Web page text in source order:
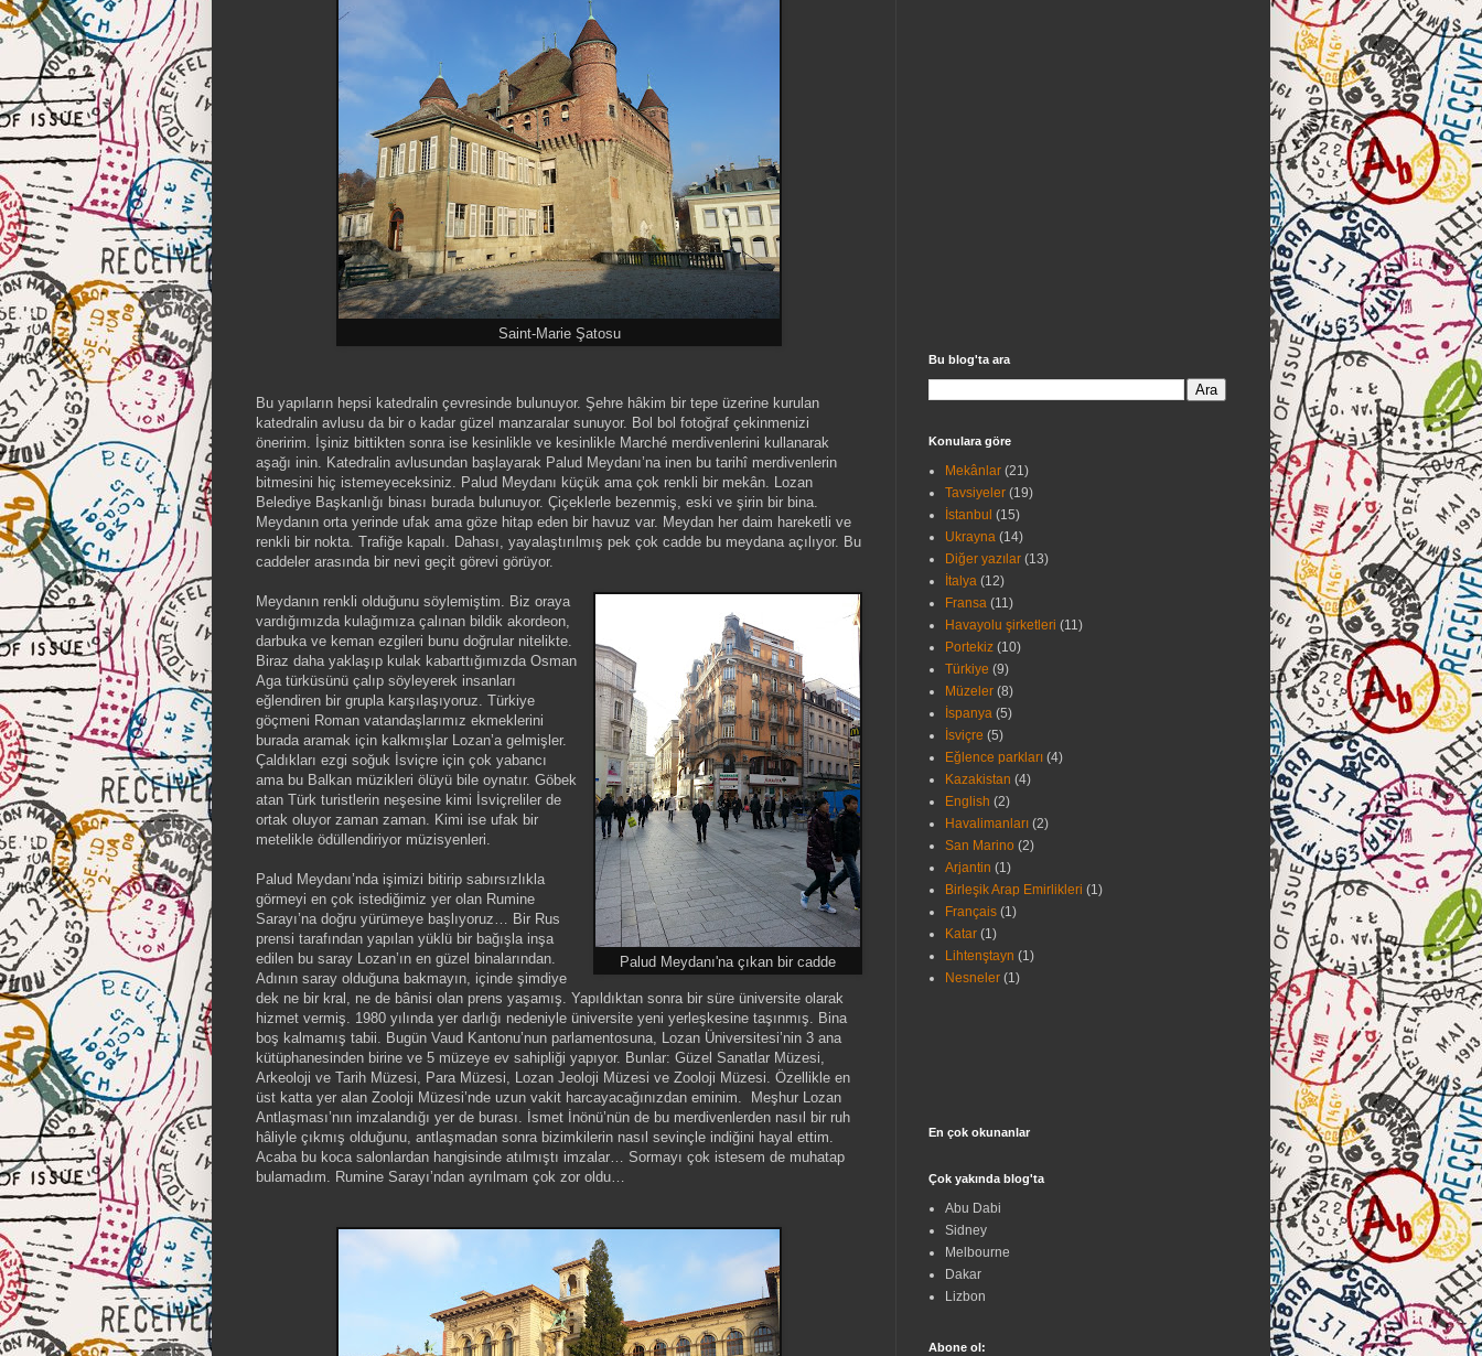
Saint-Marie Şatosu
Bu yapıların hepsi katedralin çevresinde bulunuyor. Şehre hâkim bir tepe üzerine kurulan
katedralin avlusu da bir o kadar güzel manzaralar sunuyor. Bol bol fotoğraf çekinmenizi
öneririm. İşiniz bittikten sonra ise kesinlikle ve kesinlikle Marché merdivenlerini kullanarak
aşağı inin. Katedralin avlusundan başlayarak Palud Meydanı’na inen bu tarihî merdivenlerin
bitmesini hiç istemeyeceksiniz. Palud Meydanı küçük ama çok renkli bir mekân. Lozan
Belediye Başkanlığı binası burada bulunuyor. Çiçeklerle bezenmiş, eski ve şirin bir bina.
Meydanın orta yerinde ufak ama göze hitap eden bir havuz var. Meydan her daim hareketli ve
renkli bir nokta. Trafiğe kapalı. Dahası, yayalaştırılmış pek çok cadde bu meydana açılıyor. Bu
caddeler arasında bir nevi geçit görevi görüyor.
Palud Meydanı'na çıkan bir cadde
Meydanın renkli olduğunu söylemiştim. Biz oraya
vardığımızda kulağımıza çalınan bildik akordeon,
darbuka ve keman ezgileri bunu doğrular nitelikte.
Biraz daha yaklaşıp kulak kabarttığımızda Osman
Aga türküsünü çalıp söyleyerek insanları
eğlendiren bir grupla karşılaşıyoruz. Türkiye
göçmeni Roman vatandaşlarımız ekmeklerini
burada aramak için kalkmışlar Lozan’a gelmişler.
Çaldıkları ezgi soğuk İsviçre için çok yabancı
ama bu Balkan müzikleri ölüyü bile oynatır. Göbek
atan Türk turistlerin neşesine kimi İsviçreliler de
ortak oluyor zaman zaman. Kimi ise ufak bir
metelikle ödüllendiriyor müzisyenleri.
Palud Meydanı’nda işimizi bitirip sabırsızlıkla
görmeyi en çok istediğimiz yer olan Rumine
Sarayı’na doğru yürümeye başlıyoruz… Bir Rus
prensi tarafından yapılan yüklü bir bağışla inşa
edilen bu saray Lozan’ın en güzel binalarından.
Adının saray olduğuna bakmayın, içinde şimdiye
dek ne bir kral, ne de bânisi olan prens yaşamış. Yapıldıktan sonra bir süre üniversite olarak
hizmet vermiş. 1980 yılında yer darlığı nedeniyle üniversite yeni yerleşkesine taşınmış. Bina
boş kalmamış tabii. Bugün Vaud Kantonu’nun parlamentosuna, Lozan Üniversitesi’nin 3 ana
kütüphanesinden birine ve 5 müzeye ev sahipliği yapıyor. Bunlar: Güzel Sanatlar Müzesi,
Arkeoloji ve Tarih Müzesi, Para Müzesi, Lozan Jeoloji Müzesi ve Zooloji Müzesi. Özellikle en
üst katta yer alan Zooloji Müzesi’nde uzun vakit harcayacağınızdan eminim. Meşhur Lozan
Antlaşması’nın imzalandığı yer de burası. İsmet İnönü’nün de bu merdivenlerden nasıl bir ruh
hâliyle çıkmış olduğunu, antlaşmadan sonra bizimkilerin nasıl sevinçle indiğini hayal ettim.
Acaba bu koca salonlardan hangisinde atılmıştı imzalar… Sormayı çok istesem de muhatap
bulamadım. Rumine Sarayı’ndan ayrılmam çok zor oldu…
Bu blog'ta ara
Konulara göre
Mekânlar (21)
Tavsiyeler (19)
İstanbul (15)
Ukrayna (14)
Diğer yazılar (13)
İtalya (12)
Fransa (11)
Havayolu şirketleri (11)
Portekiz (10)
Türkiye (9)
Müzeler (8)
İspanya (5)
İsviçre (5)
Eğlence parkları (4)
Kazakistan (4)
English (2)
Havalimanları (2)
San Marino (2)
Arjantin (1)
Birleşik Arap Emirlikleri (1)
Français (1)
Katar (1)
Lihtenştayn (1)
Nesneler (1)
En çok okunanlar
Çok yakında blog'ta
Abu Dabi
Sidney
Melbourne
Dakar
Lizbon
Abone ol: